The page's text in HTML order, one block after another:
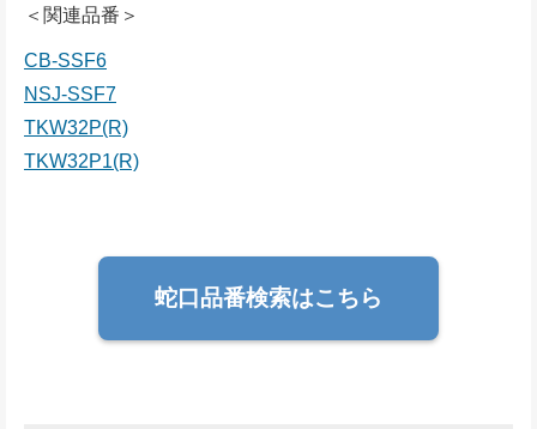
＜関連品番＞
CB-SSF6
NSJ-SSF7
TKW32P(R)
TKW32P1(R)
蛇口品番検索はこちら